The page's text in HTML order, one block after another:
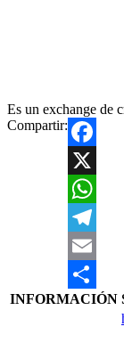
Es un exchange de
Compartir:
Facebook
X
WhatsApp
Telegram
Email
Compartir
INFORMACIÓN